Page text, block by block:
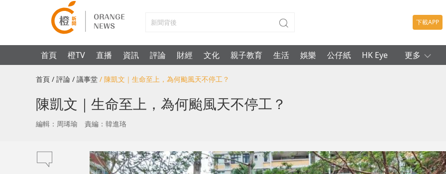
下載APP
首頁 橙TV 直播 資訊 評論 財經 文化 親子教育 生活 娛樂 公仔紙 HK Eye 更多
首頁 / 評論 / 議事堂 / 陳凱文｜生命至上，為何颱風天不停工？
陳凱文｜生命至上，為何颱風天不停工？
編輯：周琋瑜 責編：韓進珞